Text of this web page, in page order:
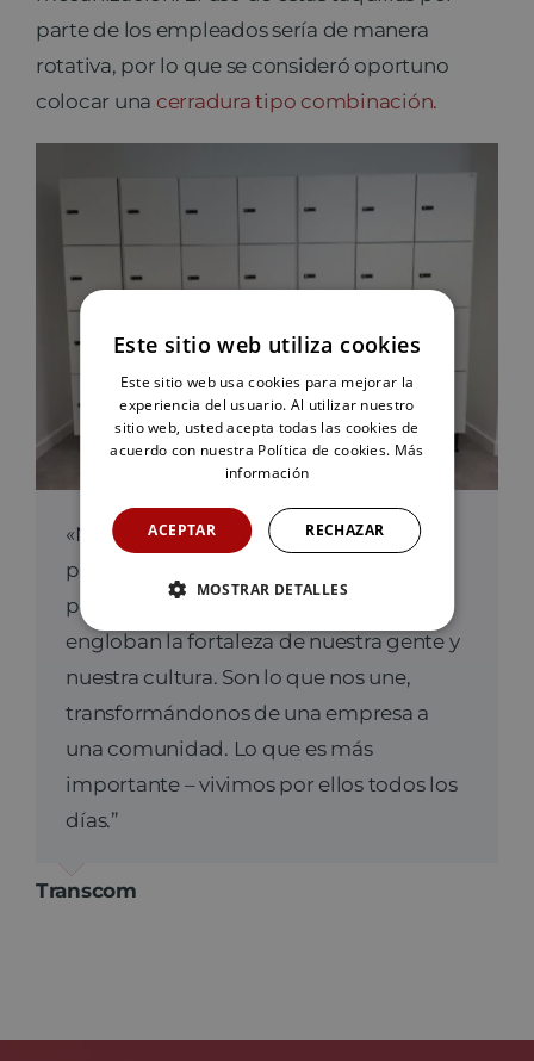
parte de los empleados sería de manera
rotativa, por lo que se consideró oportuno
colocar una cerradura tipo combinación.
«Nuestros valores son fundamentales
para quienes somos. Definen los
principios que nos guían día a día, y
engloban la fortaleza de nuestra gente y
nuestra cultura. Son lo que nos une,
transformándonos de una empresa a
una comunidad. Lo que es más
importante – vivimos por ellos todos los
días.”
Transcom
Este sitio web utiliza cookies
Este sitio web usa cookies para mejorar la
experiencia del usuario. Al utilizar nuestro
sitio web, usted acepta todas las cookies de
acuerdo con nuestra Política de cookies. Más
información
ACEPTAR RECHAZAR
MOSTRAR DETALLES